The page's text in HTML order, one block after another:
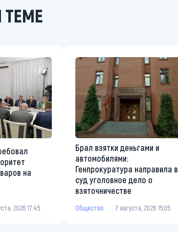
ТЕМЕ
на
2026 17:45
Брал взятки деньгами и
автомобилями:
Генпрокуратура направила в
суд уголовное дело о
взяточничестве
Общество 7 августа, 2026 15:05